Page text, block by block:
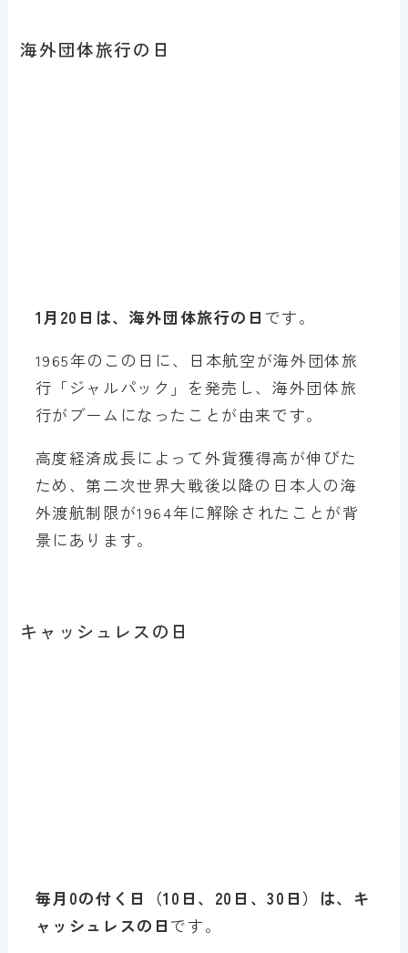
海外団体旅行の日
1月20日は、海外団体旅行の日 です。
1965年のこの日に、日本航空が海外団体旅
行「ジャルパック」を発売し、海外団体旅
行がブームになったことが由来です。
高度経済成長によって外貨獲得高が伸びた
ため、第二次世界大戦後以降の日本人の海
外渡航制限が1964年に解除されたことが背
景にあります。
キャッシュレスの日
毎月0の付く日（10日、20日、30日）は、キ
ャッシュレスの日 です。